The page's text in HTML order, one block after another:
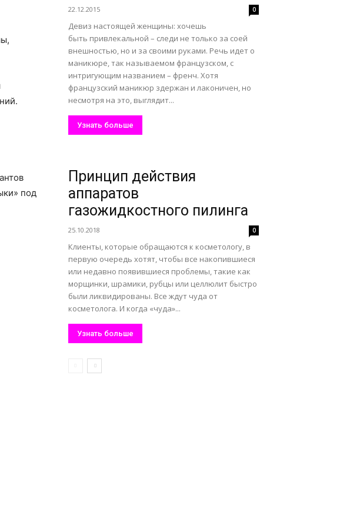
под
22.12.2015 0
Девиз настоящей женщины: хочешь
быть привлекальной – следи не только за соей
внешностью, но и за своими руками. Речь идет о
маникюре, так называемом французском, с
интригующим названием – френч. Хотя
французский маникюр здержан и лаконичен, но
несмотря на это, выглядит...
Узнать больше
Принцип действия
аппаратов
газожидкостного пилинга
25.10.2018 0
Клиенты, которые обращаются к косметологу, в
первую очередь хотят, чтобы все накопившиеся
или недавно появившиеся проблемы, такие как
морщинки, шрамики, рубцы или целлюлит быстро
были ликвидированы. Все ждут чуда от
косметолога. И когда «чуда»...
Узнать больше